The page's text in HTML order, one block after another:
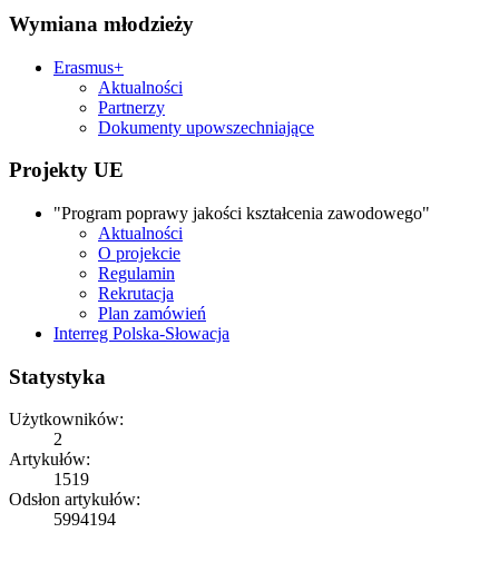
Wymiana młodzieży
Erasmus+
Aktualności
Partnerzy
Dokumenty upowszechniające
Projekty UE
"Program poprawy jakości kształcenia zawodowego"
Aktualności
O projekcie
Regulamin
Rekrutacja
Plan zamówień
Interreg Polska-Słowacja
Statystyka
Użytkowników:
2
Artykułów:
1519
Odsłon artykułów:
5994194